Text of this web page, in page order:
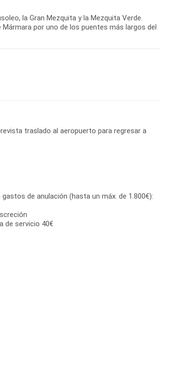
la Gran Mezquita y la Mezquita Verde.
por uno de los puentes más largos del
traslado al aeropuerto para regresar a
de anulación (hasta un máx. de 1.800€):
de servicio 40€